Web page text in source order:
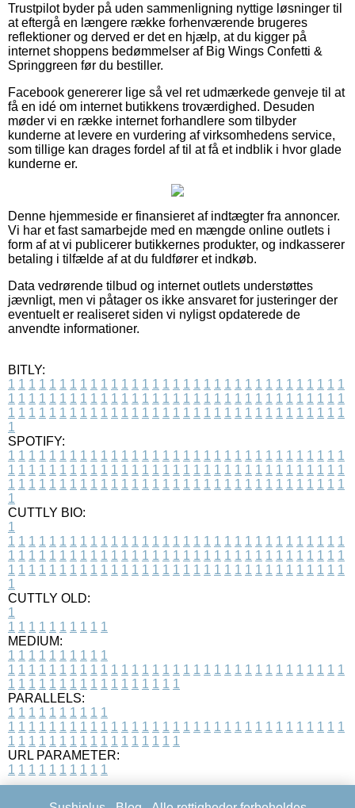
Trustpilot byder på uden sammenligning nyttige løsninger til
at eftergå en længere række forhenværende brugeres
reflektioner og derved er det en hjælp, at du kigger på
internet shoppens bedømmelser af Big Wings Confetti &
Springgreen før du bestiller.
Facebook genererer lige så vel ret udmærkede genveje til at
få en idé om internet butikkens troværdighed. Desuden
møder vi en række internet forhandlere som tilbyder
kunderne at levere en vurdering af virksomhedens service,
som tillige kan drages fordel af til at få et indblik i hvor glade
kunderne er.
Denne hjemmeside er finansieret af indtægter fra annoncer.
Vi har et fast samarbejde med en mængde online outlets i
form af at vi publicerer butikkernes produkter, og indkasserer
betaling i tilfælde af at du fuldfører et indkøb.
Data vedrørende tilbud og internet outlets understøttes
jævnligt, men vi påtager os ikke ansvaret for justeringer der
eventuelt er realiseret siden vi nyligst opdaterede de
anvendte informationer.
BITLY:
1 1 1 1 1 1 1 1 1 1 1 1 1 1 1 1 1 1 1 1 1 1 1 1 1 1 1 1 1 1 1 1 1
1 1 1 1 1 1 1 1 1 1 1 1 1 1 1 1 1 1 1 1 1 1 1 1 1 1 1 1 1 1 1 1 1
1 1 1 1 1 1 1 1 1 1 1 1 1 1 1 1 1 1 1 1 1 1 1 1 1 1 1 1 1 1 1 1 1
1
SPOTIFY:
1 1 1 1 1 1 1 1 1 1 1 1 1 1 1 1 1 1 1 1 1 1 1 1 1 1 1 1 1 1 1 1 1
1 1 1 1 1 1 1 1 1 1 1 1 1 1 1 1 1 1 1 1 1 1 1 1 1 1 1 1 1 1 1 1 1
1 1 1 1 1 1 1 1 1 1 1 1 1 1 1 1 1 1 1 1 1 1 1 1 1 1 1 1 1 1 1 1 1
1
CUTTLY BIO:
1
1 1 1 1 1 1 1 1 1 1 1 1 1 1 1 1 1 1 1 1 1 1 1 1 1 1 1 1 1 1 1 1 1
1 1 1 1 1 1 1 1 1 1 1 1 1 1 1 1 1 1 1 1 1 1 1 1 1 1 1 1 1 1 1 1 1
1 1 1 1 1 1 1 1 1 1 1 1 1 1 1 1 1 1 1 1 1 1 1 1 1 1 1 1 1 1 1 1 1
1
CUTTLY OLD:
1
1 1 1 1 1 1 1 1 1 1
MEDIUM:
1 1 1 1 1 1 1 1 1 1
1 1 1 1 1 1 1 1 1 1 1 1 1 1 1 1 1 1 1 1 1 1 1 1 1 1 1 1 1 1 1 1 1
1 1 1 1 1 1 1 1 1 1 1 1 1 1 1 1 1
PARALLELS:
1 1 1 1 1 1 1 1 1 1
1 1 1 1 1 1 1 1 1 1 1 1 1 1 1 1 1 1 1 1 1 1 1 1 1 1 1 1 1 1 1 1 1
1 1 1 1 1 1 1 1 1 1 1 1 1 1 1 1 1
URL PARAMETER:
1 1 1 1 1 1 1 1 1 1